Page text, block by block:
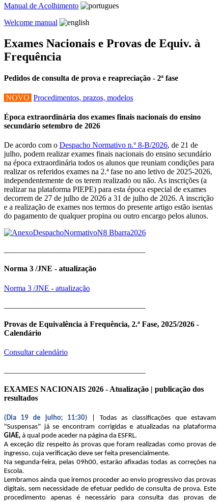
Manual de Acolhimento
Welcome manual
Exames Nacionais e Provas de Equiv. à
Frequência
Pedidos de consulta de prova e reapreciação - 2ª fase
NOVO Procedimentos, prazos, modelos
Época extraordinária dos exames finais nacionais do ensino
secundário setembro de 2026
De acordo com o Despacho Normativo n.º 8-B/2026, de 21 de
julho, podem realizar exames finais nacionais do ensino secundário
na época extraordinária todos os alunos que reuniam condições para
realizar os referidos exames na 2.ª fase no ano letivo de 2025-2026,
independentemente de os terem realizado ou não. As inscrições (a
realizar na plataforma PIEPE) para esta época especial de exames
decorrem de 27 de julho de 2026 a 31 de julho de 2026. A inscrição
e a realização de exames nos termos do presente artigo estão isentas
do pagamento de qualquer propina ou outro encargo pelos alunos.
Norma 3 /JNE - atualização
Norma 3 /JNE - atualização
Provas de Equivalência à Frequência, 2.ª Fase, 2025/2026 -
Calendário
Consultar calendário
EXAMES NACIONAIS 2026 - Atualização | publicação dos
resultados
(Dia 19 de julho; 11:30)
| Todas as classificações que estavam
"Suspensas" já se encontram corrigidas e atualizadas na plataforma
GIAE, à qual pode aceder na página da ESFRL.
A exceção diz respeito às provas que foram realizadas como provas de
ingresso, cuja verificação deve ser feita presencialmente.
Na segunda-feira, pelas 09h00, estarão afixadas todas as correções na
Escola.
Lembramos ainda que iremos proceder ao envio progressivo das provas
digitais, sem necessidade de efetuar pedido de consulta de prova. Este
procedimento apenas é necessário para consulta das provas de